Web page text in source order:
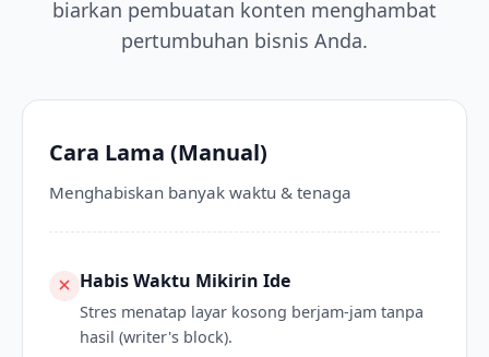
biarkan pembuatan konten menghambat
pertumbuhan bisnis Anda.
Cara Lama (Manual)
Menghabiskan banyak waktu & tenaga
Habis Waktu Mikirin Ide
Stres menatap layar kosong berjam-jam tanpa
hasil (writer's block).